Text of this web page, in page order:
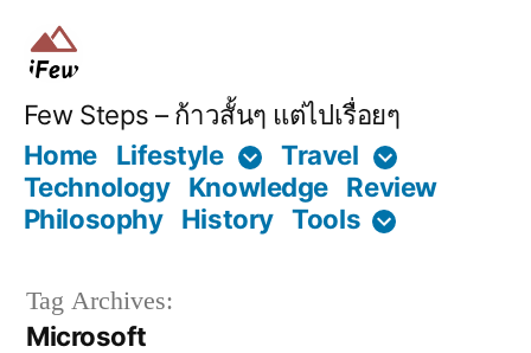
Few Steps – ก้าวสั้นๆ แต่ไปเรื่อยๆ
Home
Lifestyle
Travel
Technology
Knowledge Review
Philosophy
History Tools
Tag Archives:
Microsoft